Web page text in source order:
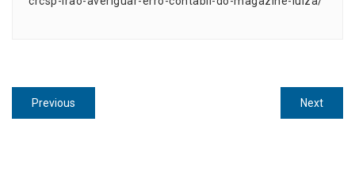
Navegação
de
Previous
post:
NextNext
post: